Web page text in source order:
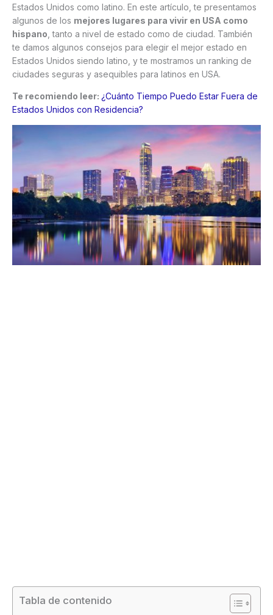
Estados Unidos como latino. En este artículo, te presentamos
algunos de los mejores lugares para vivir en USA como
hispano , tanto a nivel de estado como de ciudad. También
te damos algunos consejos para elegir el mejor estado en
Estados Unidos siendo latino, y te mostramos un ranking de
ciudades seguras y asequibles para latinos en USA.
Te recomiendo leer: ¿Cuánto Tiempo Puedo Estar Fuera de
Estados Unidos con Residencia?
Tabla de contenido